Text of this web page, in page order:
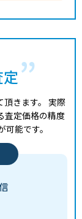
きます。 実際
査定価格の精度
能です。